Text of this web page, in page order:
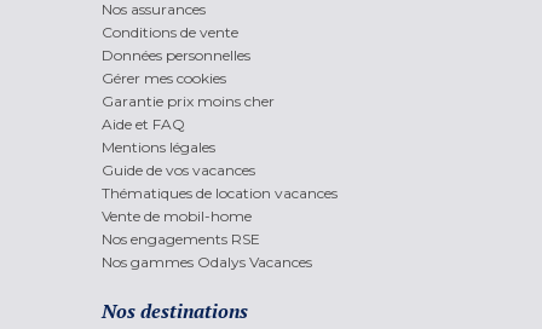
Nos assurances
Conditions de vente
Données personnelles
Gérer mes cookies
Garantie prix moins cher
Aide et FAQ
Mentions légales
Guide de vos vacances
Thématiques de location vacances
Vente de mobil-home
Nos engagements RSE
Nos gammes Odalys Vacances
Nos destinations